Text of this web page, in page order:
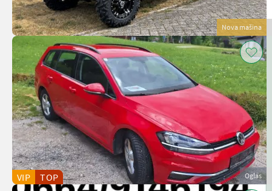
Nova mašina
Oglas
VIP TOP